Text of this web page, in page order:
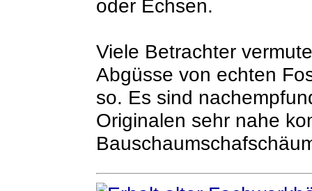
oder Echsen.
Viele Betrachter
Abgüsse von echten
so. Es sind
Originalen sehr nahe